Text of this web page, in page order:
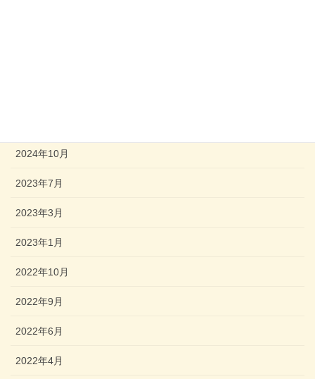
2024年10月
2023年7月
2023年3月
2023年1月
2022年10月
2022年9月
2022年6月
2022年4月